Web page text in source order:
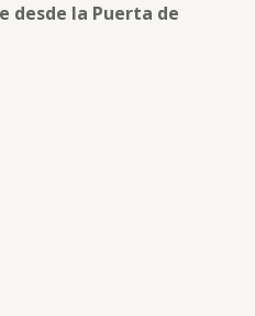
desde la Puerta de